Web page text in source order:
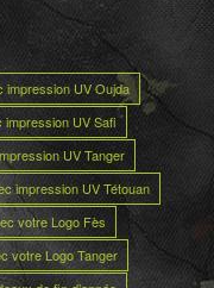
impression UV Oujda
impression UV Safi
UV Tanger
impression UV Tétouan
votre Logo Fès
votre Logo Tanger